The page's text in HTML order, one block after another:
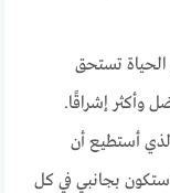
تستحق
إشراقًا.
أستطيع أن
ستكون بجانبي في كل